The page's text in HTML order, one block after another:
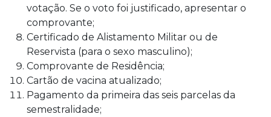
votação. Se o voto foi justificado, apresentar o
comprovante;
Certificado de Alistamento Militar ou de
Reservista (para o sexo masculino);
Comprovante de Residência;
Cartão de vacina atualizado;
Pagamento da primeira das seis parcelas da
semestralidade;